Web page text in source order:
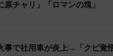
チャリ」「ロマンの塊」
で社用車が炎上→「クビ覚